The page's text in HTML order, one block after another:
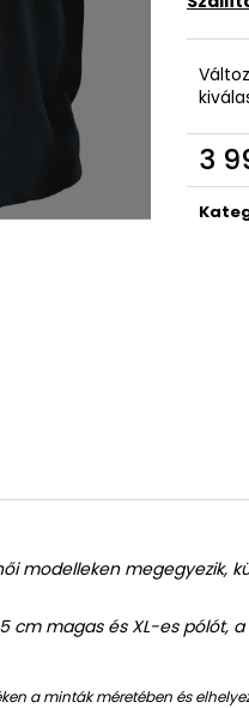
3
modelleken megegyezik,
cm magas és XL-es pólót,
a minták méretében és